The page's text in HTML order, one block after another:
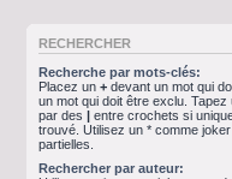
RECHERCHER
Recherche par mots-clés:
Placez un + devant un mot qui
un mot qui doit être exclu.
par des | entre crochets si
trouvé. Utilisez un * comme
partielles.
Rechercher par auteur: